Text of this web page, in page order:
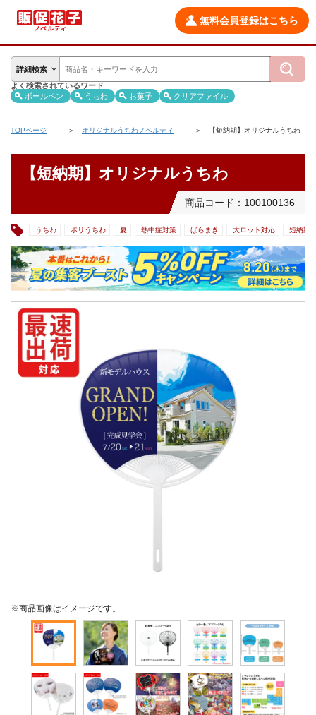
無料会員登録はこちら
詳細検索
よく検索されているワード
ボールペン
うちわ お菓子 クリアファイル
TOPページ オリジナルうちわノベルティ 【短納期】オリジナルうちわ
【短納期】オリジナルうちわ
商品コード：100100136
うちわ ポリうちわ 夏 熱中症対策 ばらまき 大ロット対応 短納期
※商品画像はイメージです。